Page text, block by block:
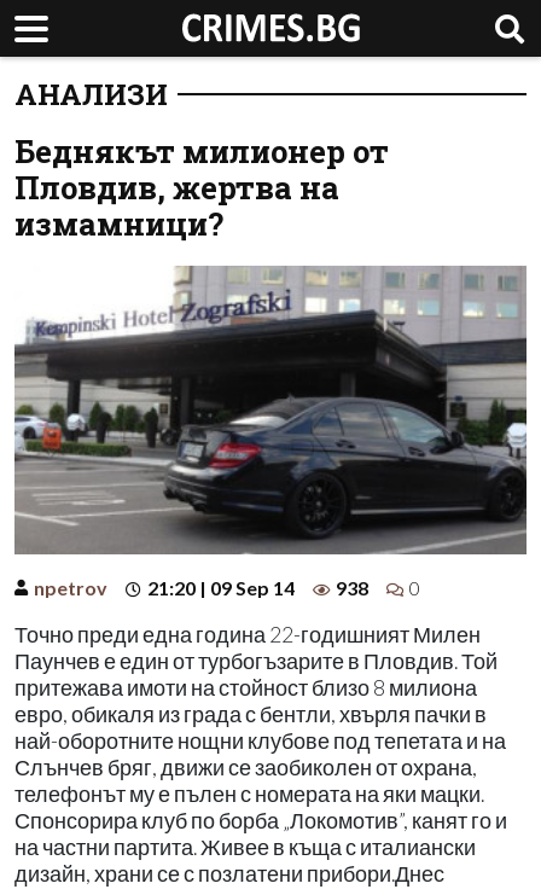
АНАЛИЗИ
Беднякът милионер от
Пловдив, жертва на
измамници?
npetrov 21:20 | 09 Sep 14 938 0
Точно преди една година 22-годишният Милен
Паунчев е един от турбогъзарите в Пловдив. Той
притежава имоти на стойност близо 8 милиона
евро, обикаля из града с бентли, хвърля пачки в
най-оборотните нощни клубове под тепетата и на
Слънчев бряг, движи се заобиколен от охрана,
телефонът му е пълен с номерата на яки мацки.
Спонсорира клуб по борба „Локомотив”, канят го и
на частни партита. Живее в къща с италиански
дизайн, храни се с позлатени прибори.Днес